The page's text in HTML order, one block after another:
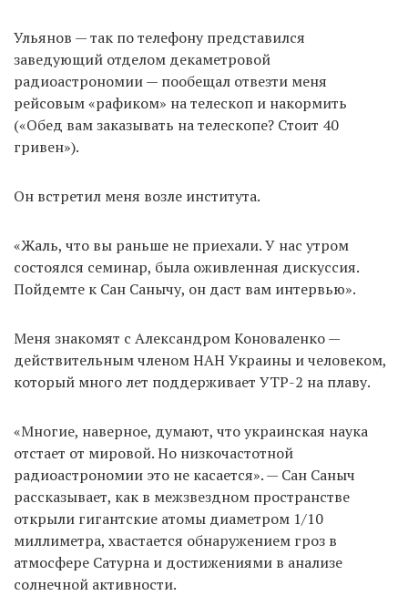
Ульянов — так по телефону представился
заведующий отделом декаметровой
радиоастрономии — пообещал отвезти меня
рейсовым «рафиком» на телескоп и накормить
(«Обед вам заказывать на телескопе? Стоит 40
гривен»).
Он встретил меня возле института.
«Жаль, что вы раньше не приехали. У нас утром
состоялся семинар, была оживленная дискуссия.
Пойдемте к Сан Санычу, он даст вам интервью».
Меня знакомят с Александром Коноваленко —
действительным членом НАН Украины и человеком,
который много лет поддерживает УТР-2 на плаву.
«Многие, наверное, думают, что украинская наука
отстает от мировой. Но низкочастотной
радиоастрономии это не касается». — Сан Саныч
рассказывает, как в межзвездном пространстве
открыли гигантские атомы диаметром 1/10
миллиметра, хвастается обнаружением гроз в
атмосфере Сатурна и достижениями в анализе
солнечной активности.